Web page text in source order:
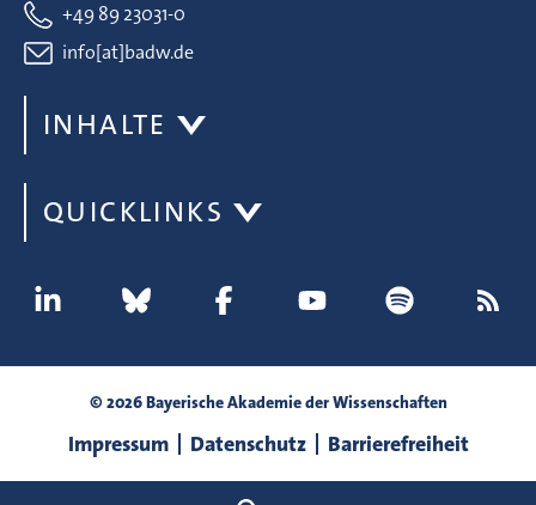
+49 89 23031-0
info[at]badw.de
INHALTE
QUICKLINKS
© 2026 Bayerische Akademie der Wissenschaften
Impressum Datenschutz Barrierefreiheit